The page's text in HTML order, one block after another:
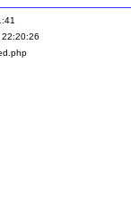
22:20:26